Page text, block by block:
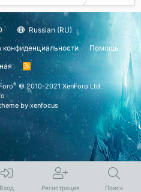
Russian (RU)
конфиденциальности
Помощь
R
S
S
® © 2010-2021 XenForo Ltd.
by xenfocus
Вход Регистрация Поиск